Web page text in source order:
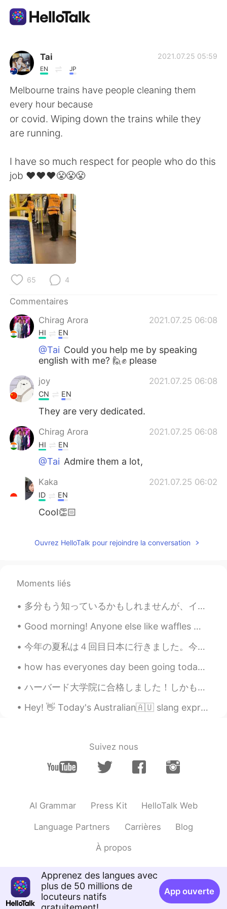
Appli d'échange linguistique
AI Grammar Checker
Français
繁體中文
العربية
日本語
Русский
Indonesia
Türkçe
Português
Tai
EN JP
2021.07.25 05:59
Melbourne trains have people cleaning them
every hour because
or covid. Wiping down the trains while they
are running.
I have so much respect for people who do this
job ❤❤❤😤😤😤
65 4
Commentaires
Chirag Arora
2021.07.25 06:08
HI EN
@Tai Could you help me by speaking
english with me? 🙋✊ please
joy 2021.07.25 06:08
CN EN
They are very dedicated.
Chirag Arora 2021.07.25 06:08
HI EN
@Tai Admire them a lot,
Kaka 2021.07.25 06:02
ID EN
Cool👏🏻
Ouvrez HelloTalk pour rejoindre la conversation
Moments liés
多分もう知っているかもしれませんが、イギリスとアメリカでは同じ意味でも違う単語を使う場合があります。 例えば Trainers / sneakers Mobile phone / cell...
Good morning! Anyone else like waffles 🧇? I woke up this morning and wanted to make some to eat...
今年の夏私は４回目日本に行きました。今年も、１ヶ月ぐらいホームステイをしました。日本にいた時、日本語をもっと習わなければならないと気づきました。友達がいっぱいいますが、友達の考えと心情がよくわか...
how has everyones day been going today☀️🌈its been a verry hot day today☀️🥵 feel free to chat with...
ハーバード大学院に合格しました！しかも数人しか選ばれない全額支給の奨学(返さなくていいやつ)を受け取りました！... 信じられない!! 振り返るとやっぱり多くの人が僕にサポートし、支えていただ...
Hey! 👋 Today's Australian🇦🇺 slang expression is: You beauty! 😎 Which means great/awesome/you're...
Suivez nous
AI Grammar Press Kit HelloTalk Web
Language Partners Carrières Blog
À propos
Apprenez des langues avec
plus de 50 millions de
locuteurs natifs
App ouverte